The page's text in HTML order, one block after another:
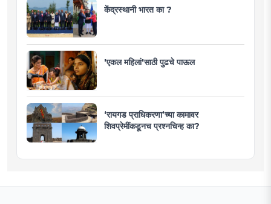
केंद्रस्थानी भारत का ?
'एकल महिलां'साठी पुढचे पाऊल
‘रायगड प्राधिकरणा’च्या कामावर
शिवप्रेमींकडूनच प्रश्नचिन्ह का?